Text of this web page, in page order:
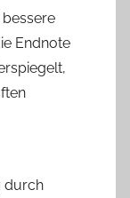
Endnote
durch